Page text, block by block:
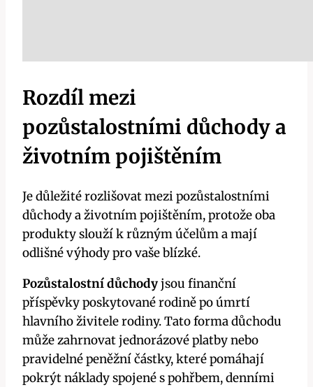
Rozdíl mezi
pozůstalostními důchody a
životním pojištěním
Je důležité rozlišovat mezi pozůstalostními
důchody a životním pojištěním, protože oba
produkty slouží k různým účelům a mají
odlišné výhody pro vaše blízké.
Pozůstalostní důchodyjsou finanční
příspěvky poskytované rodině po úmrtí
hlavního živitele rodiny. Tato forma důchodu
může zahrnovat jednorázové platby nebo
pravidelné peněžní částky, které pomáhají
pokrýt náklady spojené s pohřbem, denními